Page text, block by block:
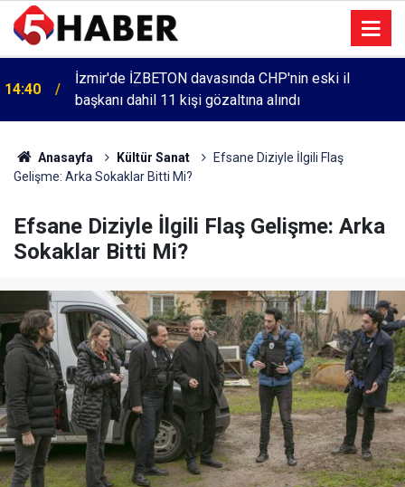
14:40
İzmir'de İZBETON davasında CHP'nin eski il
başkanı dahil 11 kişi gözaltına alındı
Anasayfa Kültür Sanat
Efsane Diziyle İlgili Flaş
Gelişme: Arka Sokaklar Bitti Mi?
Efsane Diziyle İlgili Flaş Gelişme: Arka
Sokaklar Bitti Mi?